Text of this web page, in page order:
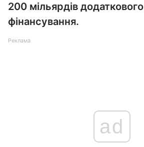
200 мільярдів додаткового
фінансування.
Реклама
ad